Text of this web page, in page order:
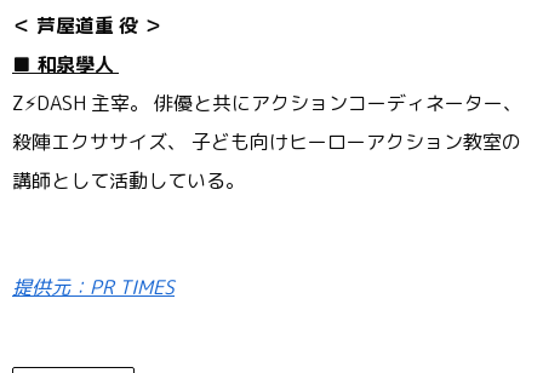
＜ 芦屋道重 役 ＞
■ 和泉學人
Z⚡DASH 主宰。 俳優と共にアクションコーディネーター、
殺陣エクササイズ、 子ども向けヒーローアクション教室の
講師として活動している。
提供元：PR TIMES